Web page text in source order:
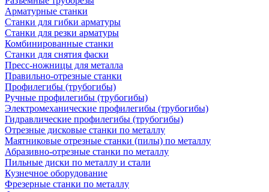
Арматурные станки
Станки для гибки арматуры
Станки для резки арматуры
Комбинированные станки
Станки для снятия фаски
Пресс-ножницы для металла
Правильно-отрезные станки
Профилегибы (трубогибы)
Ручные профилегибы (трубогибы)
Электромеханические профилегибы (трубогибы)
Гидравлические профилегибы (трубогибы)
Отрезные дисковые станки по металлу
Маятниковые отрезные станки (пилы) по металлу
Абразивно-отрезные станки по металлу
Пильные диски по металлу и стали
Кузнечное оборудование
Фрезерные станки по металлу